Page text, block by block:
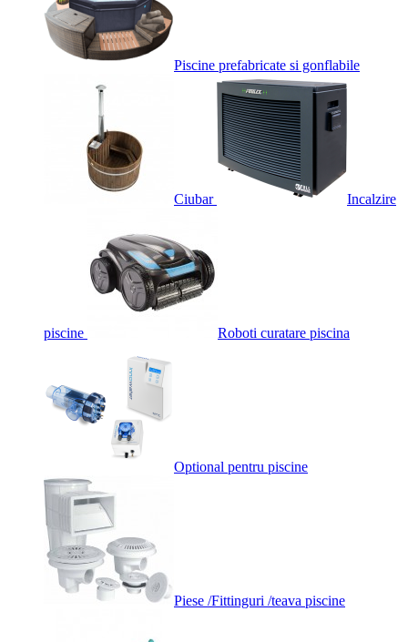
Piscine prefabricate si gonflabile
Ciubar Incalzire
piscine Roboti curatare piscina
Optional pentru piscine
Piese /Fittinguri /teava piscine